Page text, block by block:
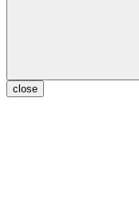
close